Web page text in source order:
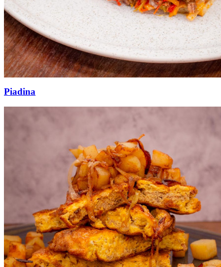
Piadina